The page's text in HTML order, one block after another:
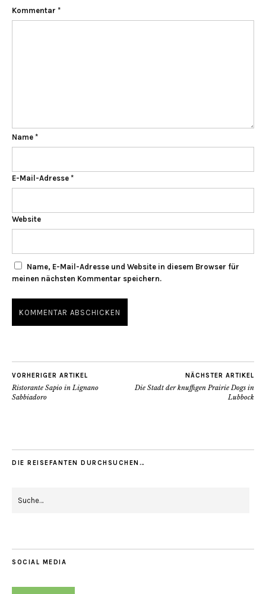
Kommentar *
Name *
E-Mail-Adresse *
Website
Name, E-Mail-Adresse und Website in diesem Browser für
meinen nächsten Kommentar speichern.
VORHERIGER ARTIKEL
Ristorante Sapio in Lignano
Sabbiadoro
NÄCHSTER ARTIKEL
Die Stadt der knuffigen Prairie Dogs in
Lubbock
DIE REISEFANTEN DURCHSUCHEN…
SOCIAL MEDIA